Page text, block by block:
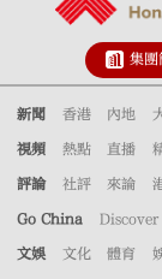
集團
新聞 香港 內地
視頻 熱點 直播
評論 社評 來論
Go China
文娛 文化 體育